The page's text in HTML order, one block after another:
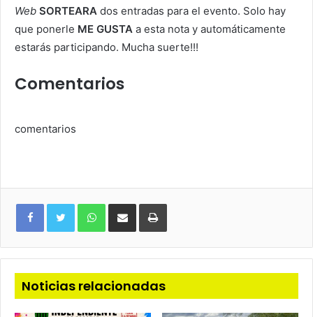
Web SORTEARA dos entradas para el evento. Solo hay
que ponerle ME GUSTA a esta nota y automáticamente
estarás participando. Mucha suerte!!!
Comentarios
comentarios
WhatsAppCompartirImprimir
Noticias relacionadas